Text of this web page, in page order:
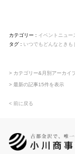
カテゴリー : イベントニュー
タグ : いつでもどんなときも |
> カテゴリー&月別アーカイ
> 最新の記事15件を表示
< 前に戻る